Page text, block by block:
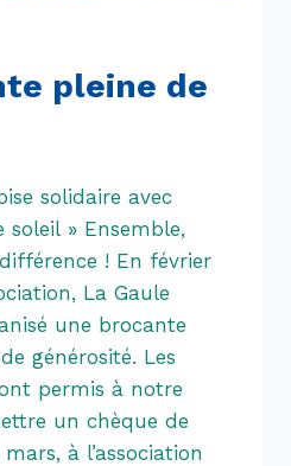
pleine de
solidaire avec
» Ensemble,
! En février
La Gaule
une brocante
générosité. Les
permis à notre
un chèque de
à l’association